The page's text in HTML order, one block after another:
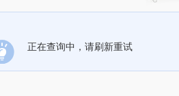
正在查询中，请刷新重试